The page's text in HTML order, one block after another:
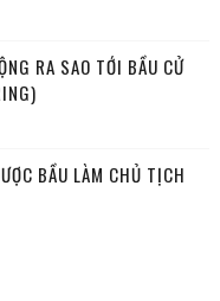
RA SAO TỚI BẦU CỬ
BẦU LÀM CHỦ TỊCH